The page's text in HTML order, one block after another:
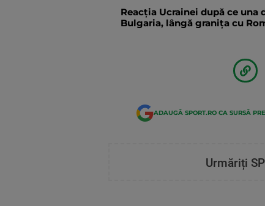
Reacția Ucrainei după ce
Bulgaria, lângă granița cu
ADAUGĂ SPORT.RO CA SURSĂ
Urmăriți